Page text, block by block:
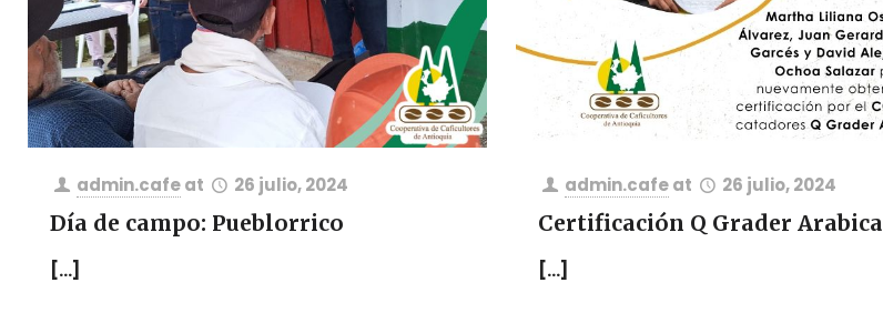
admin.cafeat 26 julio, 2024
Día de campo: Pueblorrico
[…]
admin.cafeat 26 julio, 2024
Certificación Q Grader Arabica
[…]